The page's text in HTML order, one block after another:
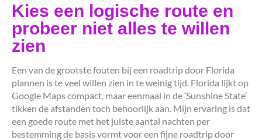
Kies een logische route en
probeer niet alles te willen
zien
Een van de grootste fouten bij een roadtrip door Florida
plannen is te veel willen zien in te weinig tijd. Florida lijkt op
Google Maps compact, maar eenmaal in de ‘Sunshine State’
tikken de afstanden toch behoorlijk aan. Mijn ervaring is dat
een goede route met het juiste aantal nachten per
bestemming de basis vormt voor een fijne roadtrip door